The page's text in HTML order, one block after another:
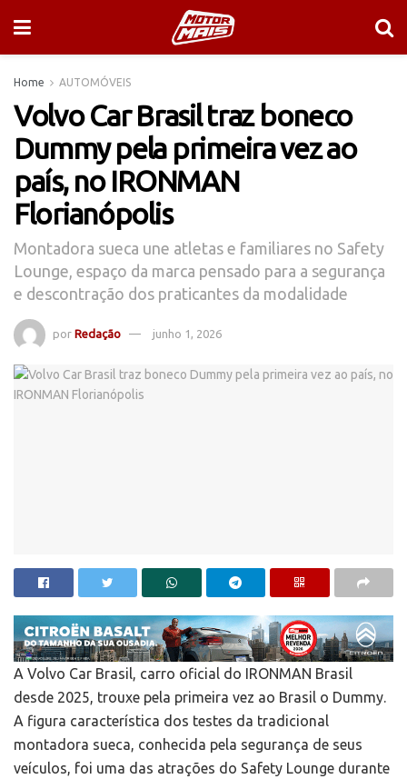
Home AUTOMÓVEIS
Volvo Car Brasil traz boneco
Dummy pela primeira vez ao
país, no IRONMAN
Florianópolis
Montadora sueca une atletas e familiares no Safety
Lounge, espaço da marca pensado para a segurança
e descontração dos praticantes da modalidade
por Redação junho 1, 2026
A Volvo Car Brasil, carro oficial do IRONMAN Brasil
desde 2025, trouxe pela primeira vez ao Brasil o Dummy.
A figura característica dos testes da tradicional
montadora sueca, conhecida pela segurança de seus
veículos, foi uma das atrações do Safety Lounge durante